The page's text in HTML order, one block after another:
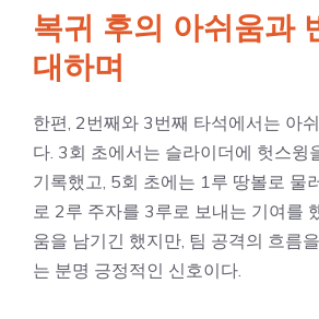
복귀 후의 아쉬움과
대하며
한편, 2번째와 3번째 타석에서는 아
다. 3회 초에서는 슬라이더에 헛스윙
기록했고, 5회 초에는 1루 땅볼로 물
로 2루 주자를 3루로 보내는 기여를
움을 남기긴 했지만, 팀 공격의 흐름
는 분명 긍정적인 신호이다.